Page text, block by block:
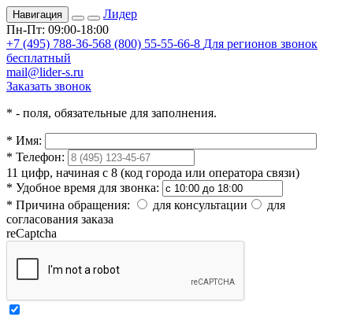
Навигация
Лидер
Пн-Пт: 09:00-18:00
+7 (495) 788-36-568 (800) 55-55-66-8 Для регионов звонок
бесплатный
mail@lider-s.ru
Заказать звонок
* - поля, обязательные для заполнения.
* Имя:
* Телефон:
11 цифр, начиная с 8 (код города или оператора связи)
* Удобное время для звонка:
* Причина обращения: для консультации
для
согласования заказа
reCaptcha